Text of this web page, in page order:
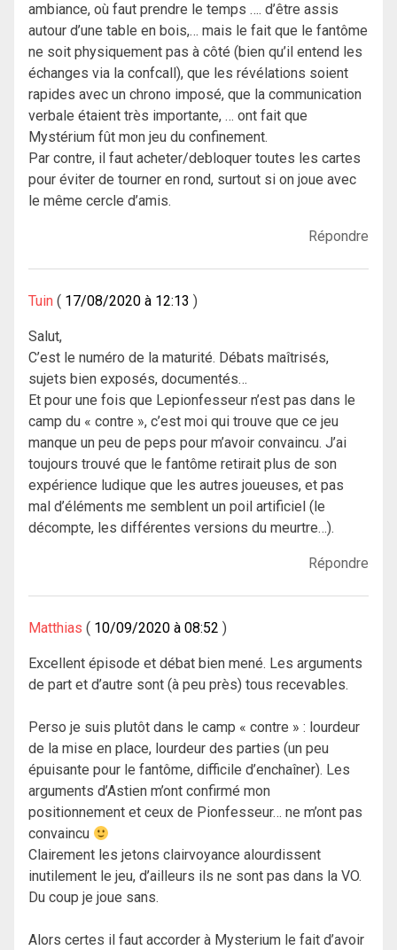
ambiance, où faut prendre le temps …. d’être assis
autour d’une table en bois,… mais le fait que le fantôme
ne soit physiquement pas à côté (bien qu’il entend les
échanges via la confcall), que les révélations soient
rapides avec un chrono imposé, que la communication
verbale étaient très importante, … ont fait que
Mystérium fût mon jeu du confinement.
Par contre, il faut acheter/debloquer toutes les cartes
pour éviter de tourner en rond, surtout si on joue avec
le même cercle d’amis.
Répondre
Tuin 17/08/2020 à 12:13
Salut,
C’est le numéro de la maturité. Débats maîtrisés,
sujets bien exposés, documentés…
Et pour une fois que Lepionfesseur n’est pas dans le
camp du « contre », c’est moi qui trouve que ce jeu
manque un peu de peps pour m’avoir convaincu. J’ai
toujours trouvé que le fantôme retirait plus de son
expérience ludique que les autres joueuses, et pas
mal d’éléments me semblent un poil artificiel (le
décompte, les différentes versions du meurtre…).
Répondre
Matthias 10/09/2020 à 08:52
Excellent épisode et débat bien mené. Les arguments
de part et d’autre sont (à peu près) tous recevables.
Perso je suis plutôt dans le camp « contre » : lourdeur
de la mise en place, lourdeur des parties (un peu
épuisante pour le fantôme, difficile d’enchaîner). Les
arguments d’Astien m’ont confirmé mon
positionnement et ceux de Pionfesseur… ne m’ont pas
convaincu
Clairement les jetons clairvoyance alourdissent
inutilement le jeu, d’ailleurs ils ne sont pas dans la VO.
Du coup je joue sans.
Alors certes il faut accorder à Mysterium le fait d’avoir